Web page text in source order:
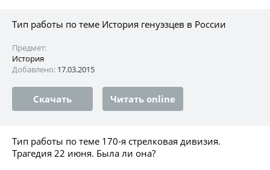
Тип работы по теме История генуэзцев в России
Предмет:
История
Добавлено: 17.03.2015
Скачать Читать online
Тип работы по теме 170-я стрелковая дивизия.
Трагедия 22 июня. Была ли она?